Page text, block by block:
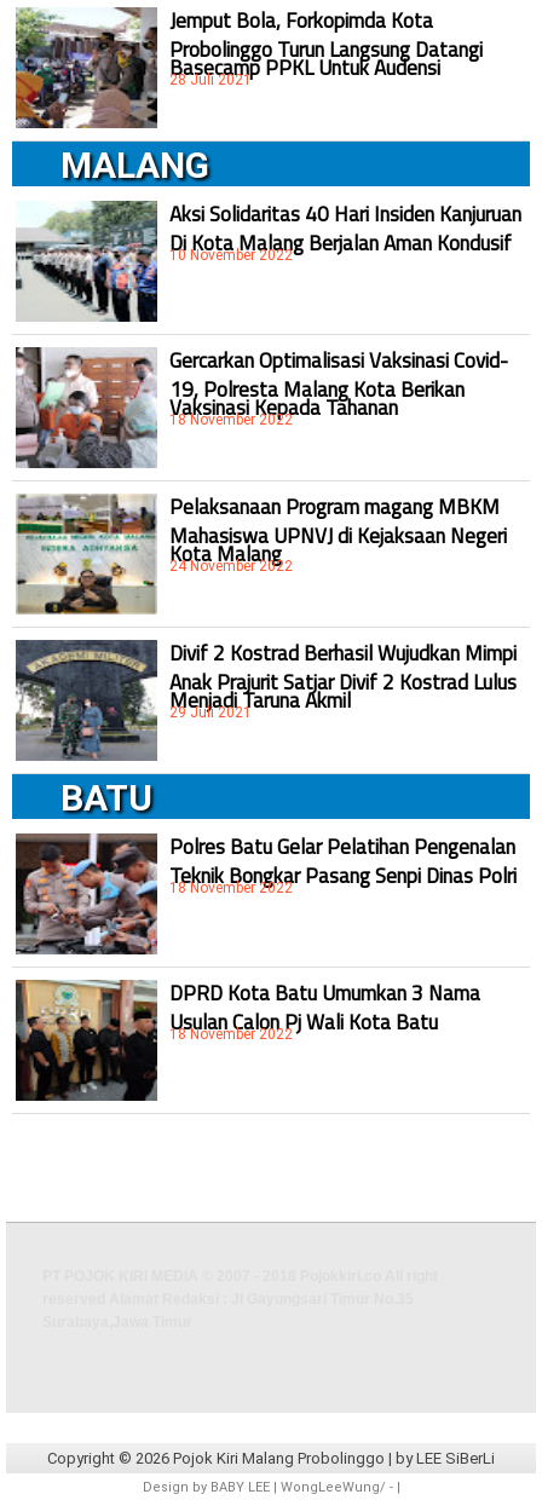
Jemput Bola, Forkopimda Kota
Probolinggo Turun Langsung Datangi
Basecamp PPKL Untuk Audensi
28 Juli 2021
MALANG
Aksi Solidaritas 40 Hari Insiden Kanjuruan
Di Kota Malang Berjalan Aman Kondusif
10 November 2022
Gercarkan Optimalisasi Vaksinasi Covid-
19, Polresta Malang Kota Berikan
Vaksinasi Kepada Tahanan
18 November 2022
Pelaksanaan Program magang MBKM
Mahasiswa UPNVJ di Kejaksaan Negeri
Kota Malang
24 November 2022
Divif 2 Kostrad Berhasil Wujudkan Mimpi
Anak Prajurit Satjar Divif 2 Kostrad Lulus
Menjadi Taruna Akmil
29 Juli 2021
BATU
Polres Batu Gelar Pelatihan Pengenalan
Teknik Bongkar Pasang Senpi Dinas Polri
18 November 2022
DPRD Kota Batu Umumkan 3 Nama
Usulan Calon Pj Wali Kota Batu
18 November 2022
Copyright © 2026 Pojok Kiri Malang Probolinggo | byLEE SiBerLi
Design by BABY LEE| WongLeeWung/ - |